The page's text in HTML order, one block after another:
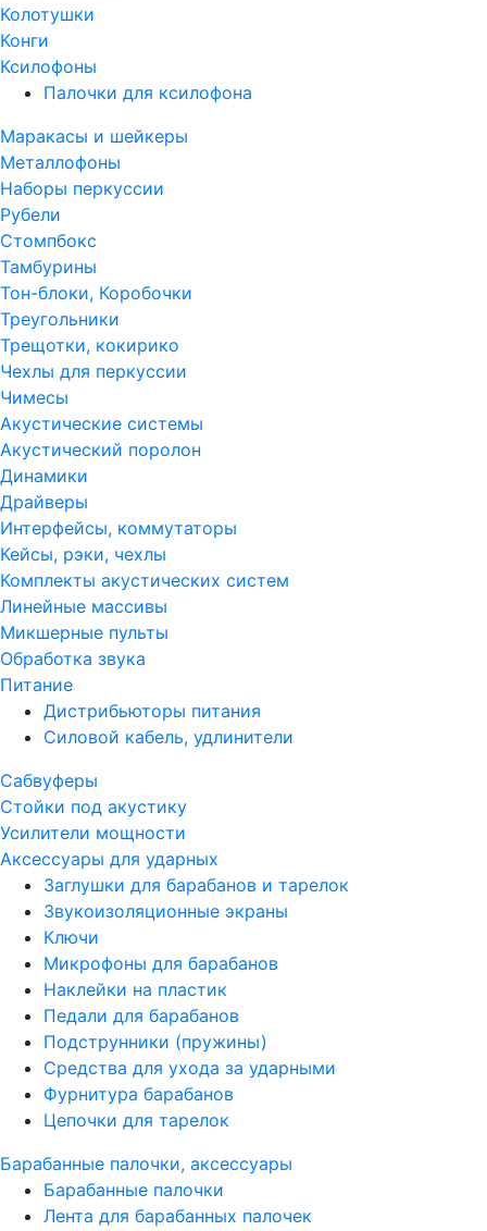
Колотушки
Конги
Ксилофоны
Палочки для ксилофона
Маракасы и шейкеры
Металлофоны
Наборы перкуссии
Рубели
Стомпбокс
Тамбурины
Тон-блоки, Коробочки
Треугольники
Трещотки, кокирико
Чехлы для перкуссии
Чимесы
Акустические системы
Акустический поролон
Динамики
Драйверы
Интерфейсы, коммутаторы
Кейсы, рэки, чехлы
Комплекты акустических систем
Линейные массивы
Микшерные пульты
Обработка звука
Питание
Дистрибьюторы питания
Силовой кабель, удлинители
Сабвуферы
Стойки под акустику
Усилители мощности
Аксессуары для ударных
Заглушки для барабанов и тарелок
Звукоизоляционные экраны
Ключи
Микрофоны для барабанов
Наклейки на пластик
Педали для барабанов
Подструнники (пружины)
Средства для ухода за ударными
Фурнитура барабанов
Цепочки для тарелок
Барабанные палочки, аксессуары
Барабанные палочки
Лента для барабанных палочек